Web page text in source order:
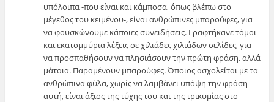
υπόλοιπα -που είναι και κάμποσα, όπως βλέπω στο
μέγεθος του κειμένου-, είναι ανθρώπινες μπαρούφες, για
να φουσκώνουμε κάποιες συνειδήσεις. Γραφτήκανε τόμοι
και εκατομμύρια λέξεις σε χιλιάδες χιλιάδων σελίδες, για
να προσπαθήσουν να πλησιάσουν την πρώτη φράση, αλλά
μάταια. Παραμένουν μπαρούφες. Όποιος ασχολείται με τα
ανθρώπινα φύλα, χωρίς να λαμβάνει υπόψη την φράση
αυτή, είναι άξιος της τύχης του και της τρικυμίας στο